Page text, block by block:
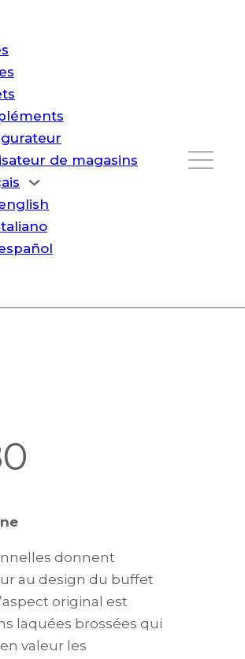
de magasins
donnent
au design du buffet
original est
laquées brossées qui
valeur les